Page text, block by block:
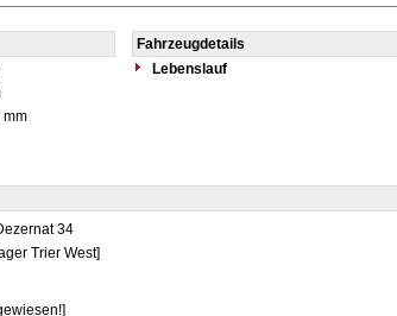
Fahrzeugdetails
Lebenslauf
mm
34
Trier West]